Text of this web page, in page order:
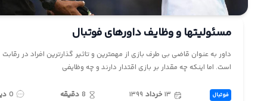
مسئولیتها و وظایف داورهای فوتبال
داور به عنوان قاضی بی طرف بازی از مهمترین و تاثیر گذارترین افراد در رقابت
است. اما اینکه چه مقدار بر بازی اقتدار دارند و چه وظایفی
فوتبال ۱۳ خرداد ۱۳۹۹ 8 دقیقه 0